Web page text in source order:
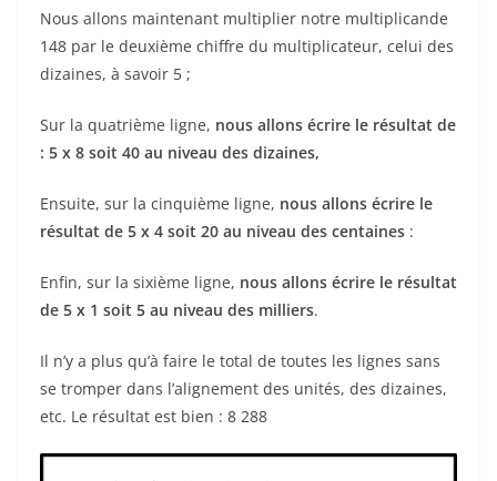
Nous allons maintenant multiplier notre multiplicande
148 par le deuxième chiffre du multiplicateur, celui des
dizaines, à savoir 5 ;
Sur la quatrième ligne, nous allons écrire le résultat de
: 5 x 8 soit 40 au niveau des dizaines,
Ensuite, sur la cinquième ligne, nous allons écrire le
résultat de 5 x 4 soit 20 au niveau des centaines :
Enfin, sur la sixième ligne, nous allons écrire le résultat
de 5 x 1 soit 5 au niveau des milliers.
Il n’y a plus qu’à faire le total de toutes les lignes sans
se tromper dans l’alignement des unités, des dizaines,
etc. Le résultat est bien : 8 288